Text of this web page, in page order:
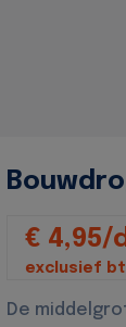
€ 4,95/
exclusief
De